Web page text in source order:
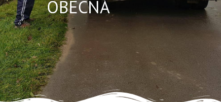
OBECNÁ